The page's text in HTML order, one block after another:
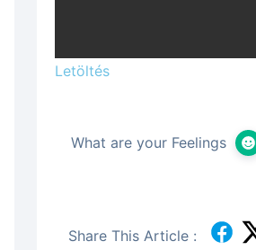
Letöltés
What are your Feelings
Share This Article :